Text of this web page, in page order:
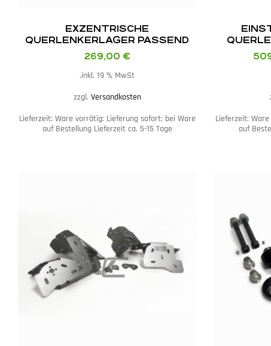
Lieferzeit:
auf
EXZENTRISCHE
QUERLENKERLAGER PASSEND
FÜR BMW E46 M3
269,00 €
inkl. 19 % MwSt.
zzgl. Versandkosten
Lieferzeit: Ware vorrätig: Lieferung sofort; bei Ware
auf Bestellung Lieferzeit ca. 5-15 Tage